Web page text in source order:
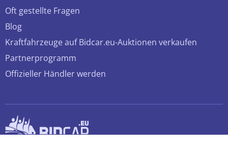
Oft gestellte Fragen
Blog
Kraftfahrzeuge auf Bidcar.eu-Auktionen verkaufen
Partnerprogramm
Offizieller Händler werden